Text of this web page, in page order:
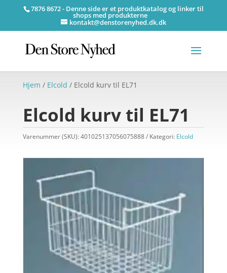
7876 8672 - Denne side er et produktkatalog og linker til
shops med produkterne
kontakt@denstorenyhed.dk.dk
Hjem / Elcold / Elcold kurv til EL71
Elcold kurv til EL71
Varenummer (SKU):401025137056075888 Kategori: Elcold